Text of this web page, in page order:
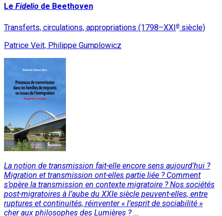
Le Fidelio de Beethoven
Transferts, circulations, appropriations (1798–XXI e siècle)
Patrice Veit, Philippe Gumplowicz
La notion de transmission fait-elle encore sens aujourd'hui ?
Migration et transmission ont-elles partie liée ? Comment
s’opère la transmission en contexte migratoire ? Nos sociétés
post-migratoires à l’aube du XXIe siècle peuvent-elles, entre
ruptures et continuités, réinventer « l’esprit de sociabilité »
cher aux philosophes des Lumières ? ...